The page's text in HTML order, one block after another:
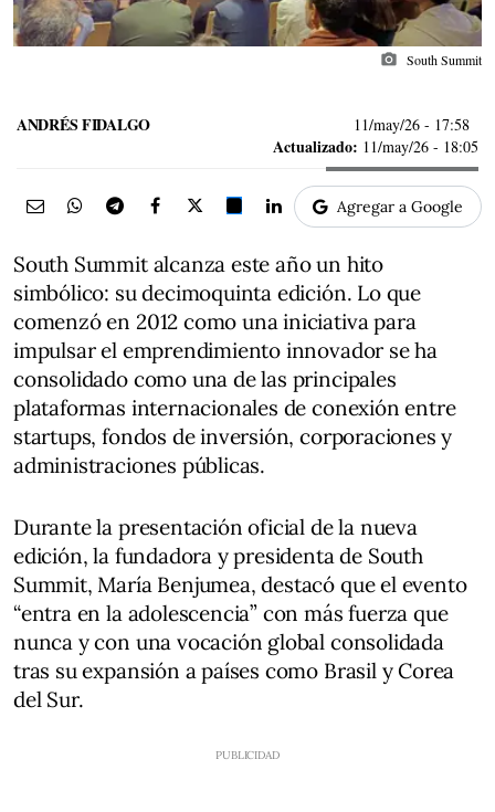
photo_camera South Summit
ANDRÉS FIDALGO 11/may/26 - 17:58
Actualizado: 11/may/26 - 18:05
Agregar a Google
South Summit alcanza este año un hito
simbólico: su decimoquinta edición. Lo que
comenzó en 2012 como una iniciativa para
impulsar el emprendimiento innovador se ha
consolidado como una de las principales
plataformas internacionales de conexión entre
startups, fondos de inversión, corporaciones y
administraciones públicas.
Durante la presentación oficial de la nueva
edición, la fundadora y presidenta de South
Summit, María Benjumea, destacó que el evento
“entra en la adolescencia” con más fuerza que
nunca y con una vocación global consolidada
tras su expansión a países como Brasil y Corea
del Sur.